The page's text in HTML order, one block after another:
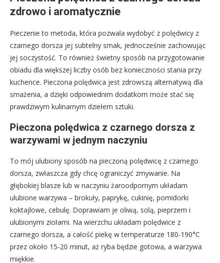
zdrowo i aromatycznie
Pieczenie to metoda, która pozwala wydobyć z polędwicy z
czarnego dorsza jej subtelny smak, jednocześnie zachowując
jej soczystość. To również świetny sposób na przygotowanie
obiadu dla większej liczby osób bez konieczności stania przy
kuchence. Pieczona polędwica jest zdrowszą alternatywą dla
smażenia, a dzięki odpowiednim dodatkom może stać się
prawdziwym kulinarnym dziełem sztuki.
Pieczona polędwica z czarnego dorsza z
warzywami w jednym naczyniu
To mój ulubiony sposób na pieczoną polędwicę z czarnego
dorsza, zwłaszcza gdy chcę ograniczyć zmywanie. Na
głębokiej blasze lub w naczyniu żaroodpornym układam
ulubione warzywa – brokuły, paprykę, cukinię, pomidorki
koktajlowe, cebulę. Doprawiam je oliwą, solą, pieprzem i
ulubionymi ziołami. Na wierzchu układam polędwice z
czarnego dorsza, a całość piekę w temperaturze 180-190°C
przez około 15-20 minut, aż ryba będzie gotowa, a warzywa
miękkie.